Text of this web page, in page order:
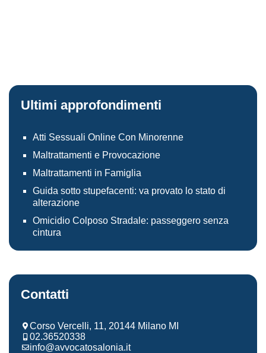
Ultimi approfondimenti
Atti Sessuali Online Con Minorenne
Maltrattamenti e Provocazione
Maltrattamenti in Famiglia
Guida sotto stupefacenti: va provato lo stato di
alterazione
Omicidio Colposo Stradale: passeggero senza
cintura
Contatti
Corso Vercelli, 11, 20144 Milano MI
02.36520338
info@avvocatosalonia.it